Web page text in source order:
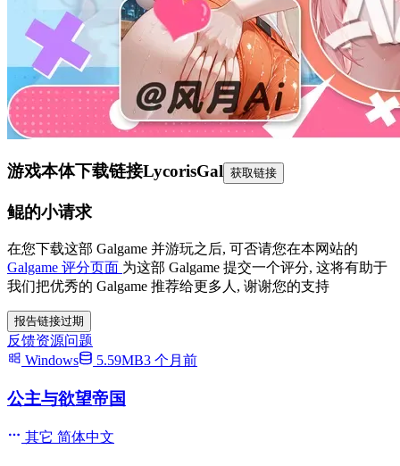
游戏本体下载链接LycorisGal 获取链接
鲲的小请求
在您下载这部 Galgame 并游玩之后, 可否请您在本网站的
Galgame 评分页面 为这部 Galgame 提交一个评分, 这将有助于
我们把优秀的 Galgame 推荐给更多人, 谢谢您的支持
报告链接过期
反馈资源问题
Windows
5.59MB3 个月前
公主与欲望帝国
其它 简体中文